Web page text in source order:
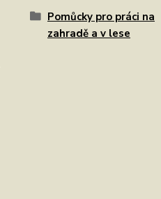
Pomůcky pro práci na
zahradě a v lese